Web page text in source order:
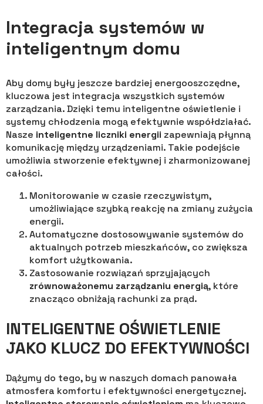
Integracja systemów w
inteligentnym domu
Aby domy były jeszcze bardziej energooszczędne,
kluczowa jest integracja wszystkich systemów
zarządzania. Dzięki temu inteligentne oświetlenie i
systemy chłodzenia mogą efektywnie współdziałać.
Nasze inteligentne liczniki energii zapewniają płynną
komunikację między urządzeniami. Takie podejście
umożliwia stworzenie efektywnej i zharmonizowanej
całości.
Monitorowanie w czasie rzeczywistym,
umożliwiające szybką reakcję na zmiany zużycia
energii.
Automatyczne dostosowywanie systemów do
aktualnych potrzeb mieszkańców, co zwiększa
komfort użytkowania.
Zastosowanie rozwiązań sprzyjających
zrównoważonemu zarządzaniu energią, które
znacząco obniżają rachunki za prąd.
INTELIGENTNE OŚWIETLENIE
JAKO KLUCZ DO EFEKTYWNOŚCI
Dążymy do tego, by w naszych domach panowała
atmosfera komfortu i efektywności energetycznej.